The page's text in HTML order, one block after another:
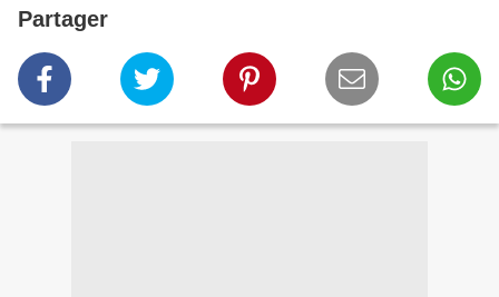
Partager